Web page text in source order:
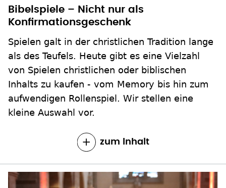
Bibelspiele – Nicht nur als
Konfirmationsgeschenk
Spielen galt in der christlichen Tradition lange
als des Teufels. Heute gibt es eine Vielzahl
von Spielen christlichen oder biblischen
Inhalts zu kaufen - vom Memory bis hin zum
aufwendigen Rollenspiel. Wir stellen eine
kleine Auswahl vor.
zum Inhalt